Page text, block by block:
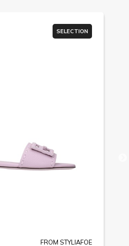
SELECTION
FROM STYLIAFOE